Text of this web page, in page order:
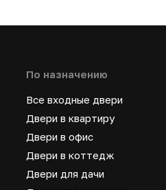
По назначению
Все входные двери
Двери в квартиру
Двери в офис
Двери в коттедж
Двери для дачи